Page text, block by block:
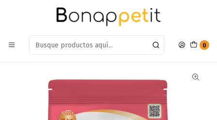
0
Estamos en: Antumalal 612, Quilicura Míranos en Maps
Alimento Gerolamo Senior Razas Pequeñas Y Minis 2.7kg